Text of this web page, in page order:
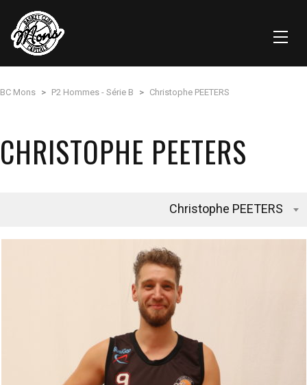
BC Mons > P2 Hommes - Série B > Christophe PEETERS
CHRISTOPHE PEETERS
Christophe PEETERS